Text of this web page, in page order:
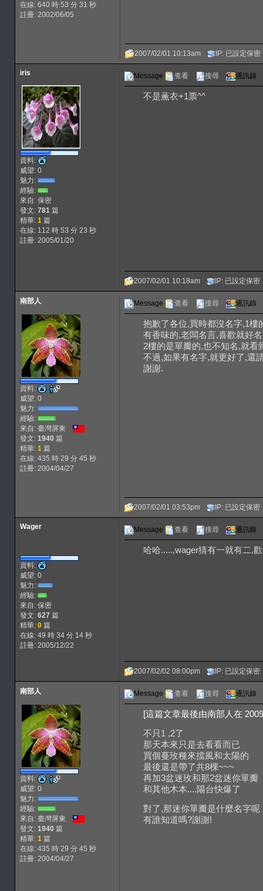
在線: 640 時 53 分 31 秒
註冊: 2002/06/05
2007/02/01 10:13am IP: 已設定保密
iris
資料:
威望: 0
魅力:
經驗:
來自: 保密
發文: 781篇
精華: 1篇
在線: 112 時 53 分 23 秒
註冊: 2005/01/20
Message 查看 搜尋 通訊錄
不是薫衣+1票^^
2007/02/01 10:18am IP: 已設定保密
南部人
資料:
威望: 0
魅力:
經驗:
來自: 臺灣屏東
發文: 1940 篇
精華: 1篇
在線: 435 時 29 分 45 秒
註冊: 2004/04/27
Message 查看 搜尋 通訊錄
抱歉了各位,買時都沒名字,1樓
有香味的,老闆名言,喜歡就好
2樓的是單瓣的,也不知名,就看
不過,如果有名字,就更好了,還
謝謝.
2007/02/01 03:53pm IP: 已設定保密
Wager
資料:
威望: 0
魅力:
經驗:
來自: 保密
發文: 627 篇
精華: 0篇
在線: 49 時 34 分 14 秒
註冊: 2005/12/22
Message 查看 搜尋 通訊錄
哈哈.....,wager猜有一就有二,
2007/02/02 08:00pm IP: 已設定保密
南部人
資料:
威望: 0
魅力:
經驗:
來自: 臺灣屏東
發文: 1940 篇
精華: 1篇
在線: 435 時 29 分 45 秒
註冊: 2004/04/27
Message 查看 搜尋 通訊錄
[這篇文章最後由南部人在
不只1 ,2了
那天本來只是去看看而已
買個蔓玫種來擋風和太陽的
最後還是帶了共8棵~~~
再加3盆迷玫和那2盆迷你單瓣
和其他木本....陽台快爆了
對了,那迷你單瓣是什麼名字呢
有誰知道嗎?謝謝!